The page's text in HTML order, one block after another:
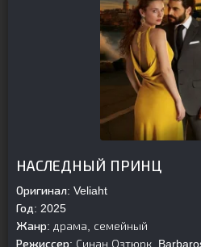
НАСЛЕДНЫЙ ПРИНЦ
Оригинал: Veliaht
Год: 2025
Жанр: драма, семейный
Режиссер: Синан Озтюрк,